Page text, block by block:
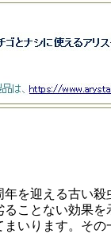
年を迎える古い
ことない効果
いります。そ